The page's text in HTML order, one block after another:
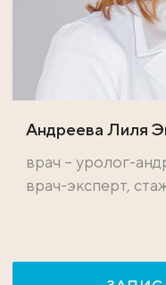
Андреева Лиля
врач – уролог-
врач-эксперт,